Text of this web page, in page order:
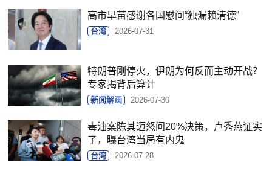
高市早苗感谢各国慰问“独漏赖清德”
台湾 2026-07-31
特朗普刚停火，伊朗为何反而主动开战？
专家揭背后算计
新闻解画 2026-07-30
毒油案陈其迈怒问20%决策，卢秀燕证实
了，曝台湾当局有内鬼
台湾 2026-07-28